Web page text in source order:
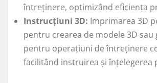
întreținere, optimizând eficiența
Instrucțiuni 3D: Imprimarea 3D
pentru crearea de modele 3D sau
pentru operațiuni de întreținere
facilitând instruirea și înțelegerea